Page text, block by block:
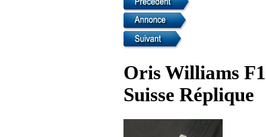
Oris Williams
Suisse Réplique